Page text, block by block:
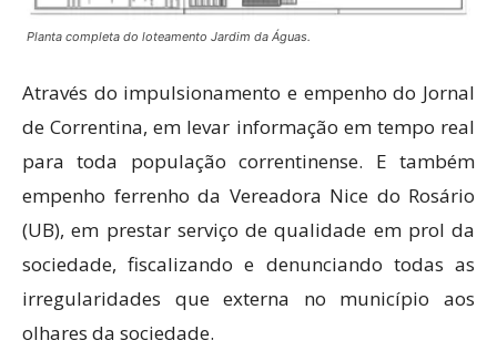
Planta completa do loteamento Jardim da Águas.
Através do impulsionamento e empenho do Jornal
de Correntina, em levar informação em tempo real
para toda população correntinense. E também
empenho ferrenho da Vereadora Nice do Rosário
(UB), em prestar serviço de qualidade em prol da
sociedade, fiscalizando e denunciando todas as
irregularidades que externa no município aos
olhares da sociedade.